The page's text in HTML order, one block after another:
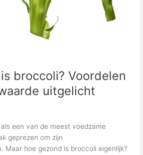
broccoli? Voordelen
uitgelicht
een van de meest voedzame
geprezen om zijn
Maar hoe gezond is broccoli eigenlijk?